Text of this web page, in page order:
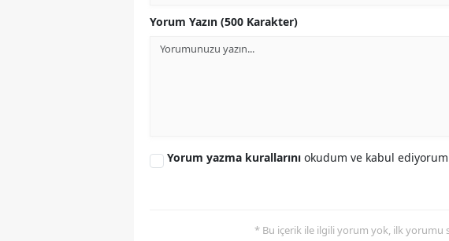
Malatya
Kahramanmaraş
Yorum Yazın (500 Karakter)
Yorum yazma kurallarını okudum ve kabul ediyorum
* Bu içerik ile ilgili yorum yok, ilk yorumu